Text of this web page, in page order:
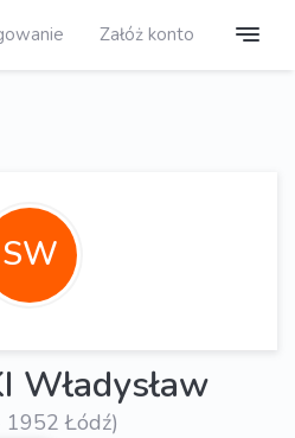
Załóż konto
SW
Władysław
Łódź)